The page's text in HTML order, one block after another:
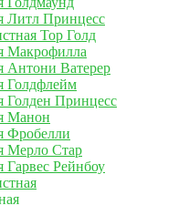
Литл Принцесс
Тор Голд
Макрофилла
Антони Ватерер
Голдфлейм
Голден Принцесс
Манон
Фробелли
Мерло Стар
Гарвес Рейнбоу